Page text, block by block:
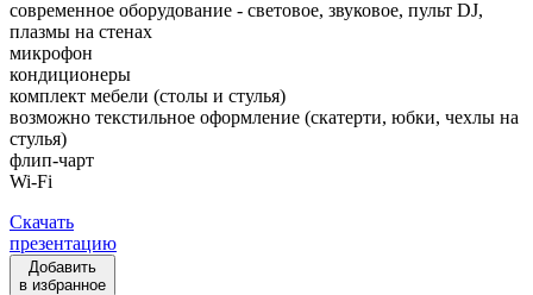
современное оборудование - световое, звуковое, пульт DJ,
плазмы на стенах
микрофон
кондиционеры
комплект мебели (столы и стулья)
возможно текстильное оформление (скатерти, юбки, чехлы на
стулья)
флип-чарт
Wi-Fi
Скачать
презентацию
Добавить
в избранное